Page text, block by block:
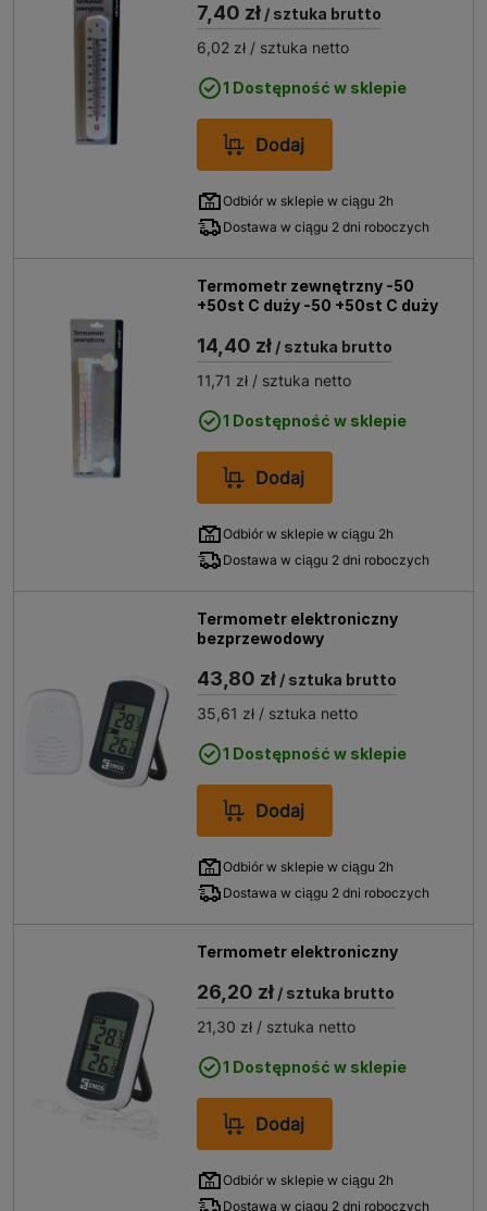
7,40 zł / sztuka brutto
6,02 zł / sztuka netto
1 Dostępność w sklepie
Dodaj
Odbiór w sklepie w ciągu 2h
Dostawa w ciągu 2 dni roboczych
Termometr zewnętrzny -50
+50st C duży -50 +50st C duży
14,40 zł / sztuka brutto
11,71 zł / sztuka netto
1 Dostępność w sklepie
Dodaj
Odbiór w sklepie w ciągu 2h
Dostawa w ciągu 2 dni roboczych
Termometr elektroniczny
bezprzewodowy
43,80 zł / sztuka brutto
35,61 zł / sztuka netto
1 Dostępność w sklepie
Dodaj
Odbiór w sklepie w ciągu 2h
Dostawa w ciągu 2 dni roboczych
Termometr elektroniczny
26,20 zł / sztuka brutto
21,30 zł / sztuka netto
1 Dostępność w sklepie
Dodaj
Odbiór w sklepie w ciągu 2h
Dostawa w ciągu 2 dni roboczych